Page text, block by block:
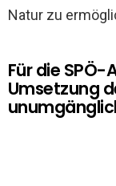
Natur zu
Für die
Umsetzung